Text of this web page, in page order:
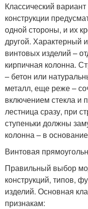
Классический
конструкции
одной стороны, и их
другой. Характерный
винтовых изделий –
кирпичная колонна.
– бетон или
металл, еще реже –
включением стекла и
лестница сразу, при
ступеньки должны
колонна – в
Винтовая
Правильный выбор
конструкций, типов,
изделий. Основная
признакам: